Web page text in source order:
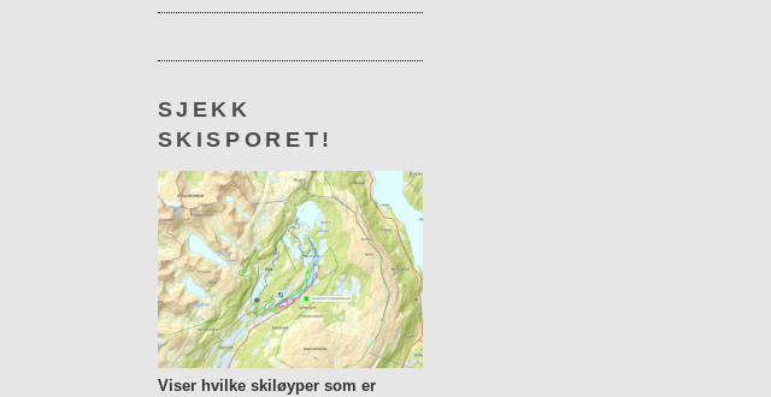
SJEKK
SKISPORET!
Viser hvilke skiløyper som er